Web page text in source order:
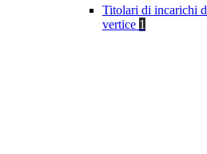
Titolari di incarichi
vertice 1